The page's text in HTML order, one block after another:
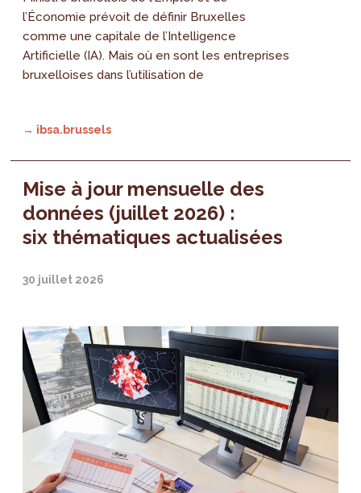
l’Économie prévoit de définir Bruxelles
comme une capitale de l’Intelligence
Artificielle (IA). Mais où en sont les entreprises
bruxelloises dans l’utilisation de
→ ibsa.brussels
Mise à jour mensuelle des
données (juillet 2026) :
six thématiques actualisées
30 juillet 2026